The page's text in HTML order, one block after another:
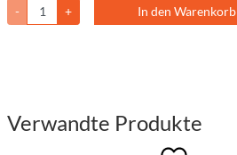
- + In den Warenkorb
Verwandte Produkte